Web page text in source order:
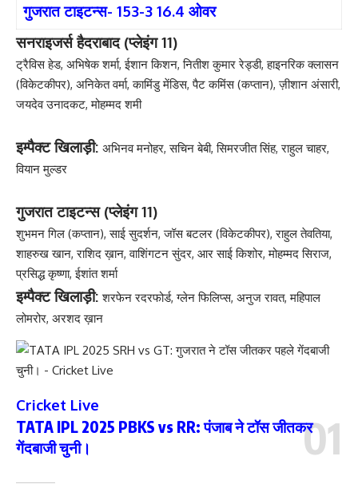
गुजरात टाइटन्स- 153-3 16.4 ओवर
सनराइजर्स हैदराबाद (प्लेइंग 11)
ट्रैविस हेड, अभिषेक शर्मा, ईशान किशन, नितीश कुमार रेड्डी, हाइनरिक क्लासन
(विकेटकीपर), अनिकेत वर्मा, कामिंडु मेंडिस, पैट कमिंस (कप्तान), ज़ीशान अंसारी,
जयदेव उनादकट, मोहम्मद शमी
इम्पैक्ट खिलाड़ी: अभिनव मनोहर, सचिन बेबी, सिमरजीत सिंह, राहुल चाहर,
वियान मुल्डर
गुजरात टाइटन्स (प्लेइंग 11)
शुभमन गिल (कप्तान), साई सुदर्शन, जॉस बटलर (विकेटकीपर), राहुल तेवतिया,
शाहरुख खान, राशिद ख़ान, वाशिंगटन सुंदर, आर साई किशोर, मोहम्मद सिराज,
प्रसिद्ध कृष्णा, ईशांत शर्मा
इम्पैक्ट खिलाड़ी: शरफेन रदरफोर्ड, ग्लेन फिलिप्स, अनुज रावत, महिपाल
लोमरोर, अरशद ख़ान
Cricket Live
TATA IPL 2025 PBKS vs RR: पंजाब ने टॉस जीतकर
गेंदबाजी चुनी।